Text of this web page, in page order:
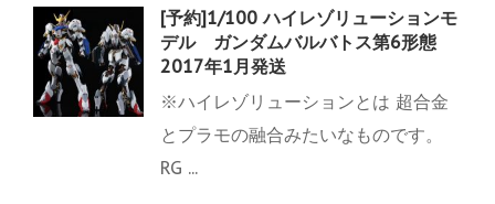
[予約]1/100 ハイレゾリューションモ
デル ガンダムバルバトス第6形態
2017年1月発送
※ハイレゾリューションとは 超合金
とプラモの融合みたいなものです。
RG ...